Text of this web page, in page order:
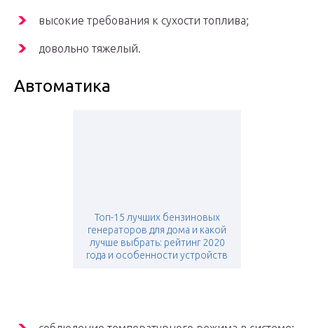
высокие требования к сухости топлива;
довольно тяжелый.
Автоматика
Топ-15 лучших бензиновых
генераторов для дома и какой
лучше выбрать: рейтинг 2020
года и особенности устройств